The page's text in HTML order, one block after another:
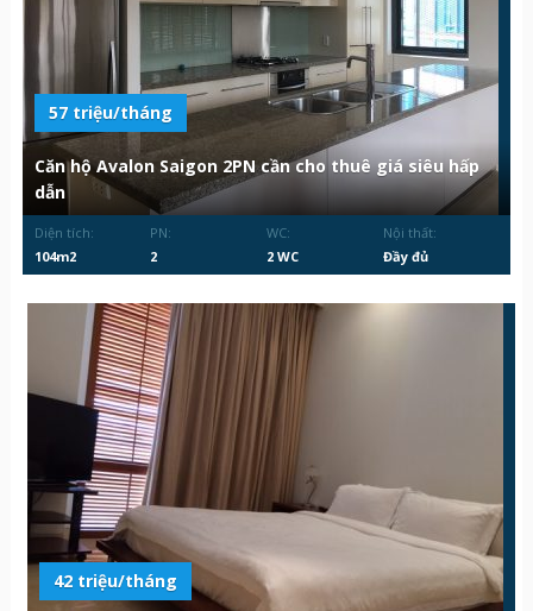
57 triệu/tháng
Căn hộ Avalon Saigon 2PN cần cho thuê giá siêu hấp
dẫn
Diện tích:
104m2
PN:
2
WC:
2 WC
Nội thất:
Đầy đủ
42 triệu/tháng